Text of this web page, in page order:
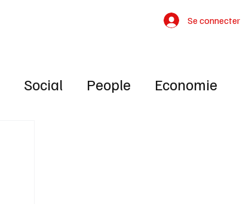
Se connecter
Social People Economie